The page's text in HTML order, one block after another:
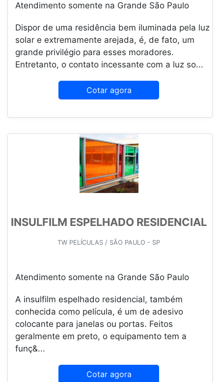
Atendimento somente na Grande São Paulo
Dispor de uma residência bem iluminada pela luz
solar e extremamente arejada, é, de fato, um
grande privilégio para esses moradores.
Entretanto, o contato incessante com a luz so...
Cotar agora
INSULFILM ESPELHADO RESIDENCIAL
TW PELÍCULAS / SÃO PAULO - SP
Atendimento somente na Grande São Paulo
A insulfilm espelhado residencial, também
conhecida como película, é um de adesivo
colocante para janelas ou portas. Feitos
geralmente em preto, o equipamento tem a
funç&...
Cotar agora